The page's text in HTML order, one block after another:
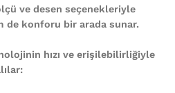
ve desen seçenekleriyle
de konforu bir arada sunar.
hızı ve erişilebilirliğiyle